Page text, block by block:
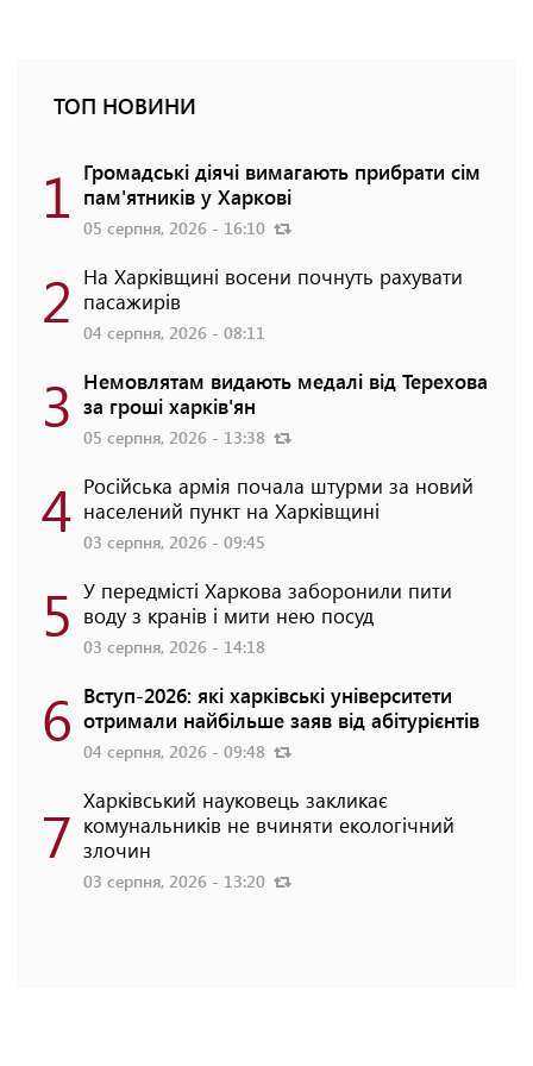
ТОП НОВИНИ
1 Громадські діячі вимагають прибрати сім
пам'ятників у Харкові
05 серпня, 2026 - 16:10
2 На Харківщині восени почнуть рахувати
пасажирів
04 серпня, 2026 - 08:11
3 Немовлятам видають медалі від Терехова
за гроші харків'ян
05 серпня, 2026 - 13:38
4 Російська армія почала штурми за новий
населений пункт на Харківщині
03 серпня, 2026 - 09:45
5 У передмісті Харкова заборонили пити
воду з кранів і мити нею посуд
03 серпня, 2026 - 14:18
6 Вступ-2026: які харківські університети
отримали найбільше заяв від абітурієнтів
04 серпня, 2026 - 09:48
7 Харківський науковець закликає
комунальників не вчиняти екологічний
злочин
03 серпня, 2026 - 13:20